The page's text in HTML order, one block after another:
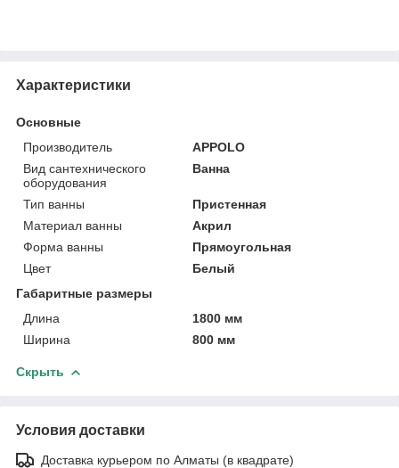
Характеристики
Основные
Производитель
APPOLO
Вид сантехнического
оборудования
Ванна
Тип ванны
Пристенная
Материал ванны
Акрил
Форма ванны
Прямоугольная
Цвет
Белый
Габаритные размеры
Длина
1800 мм
Ширина
800 мм
Скрыть
Условия доставки
Доставка курьером по Алматы (в квадрате)